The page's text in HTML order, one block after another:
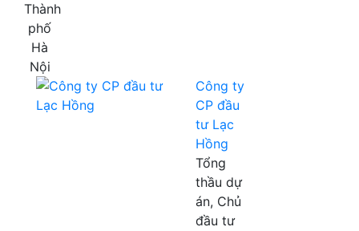
Thành
phố
Hà
Nội
Công ty
CP đầu
tư Lạc
Hồng
Tổng
thầu dự
án, Chủ
đầu tư